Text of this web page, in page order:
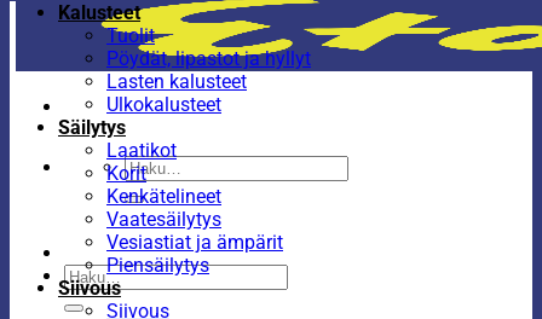
Etsi:
Etsi:
Kalusteet
Tuolit
Pöydät, lipastot ja hyllyt
Lasten kalusteet
Ulkokalusteet
Säilytys
Laatikot
Korit
Kenkätelineet
Vaatesäilytys
Vesiastiat ja ämpärit
Piensäilytys
Siivous
Siivous